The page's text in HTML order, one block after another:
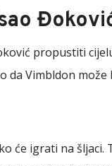
propustiti
da Vimbldon može
će igrati na šljaci.